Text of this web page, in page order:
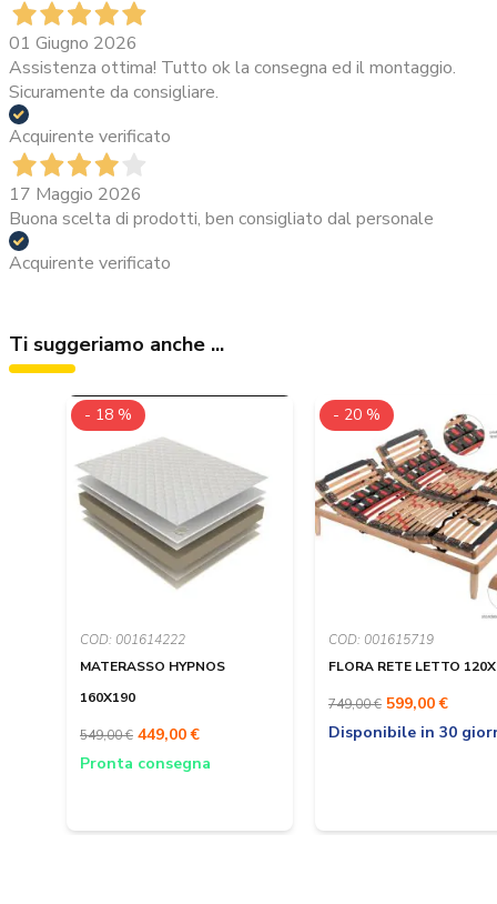
01 Giugno 2026
Assistenza ottima! Tutto ok la consegna ed il montaggio.
Sicuramente da consigliare.
Acquirente verificato
17 Maggio 2026
Buona scelta di prodotti, ben consigliato dal personale
Acquirente verificato
Ti suggeriamo anche ...
COD: 001614222
MATERASSO HYPNOS
160X190
- 18 %
549,00 € 449,00 €
Pronta consegna
COD: 001615719
FLORA RETE LETTO
- 20 %
749,00 € 599,00 €
Disponibile in 30